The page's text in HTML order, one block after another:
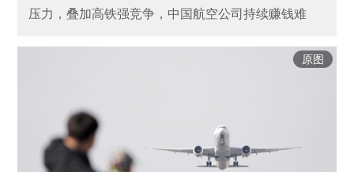
压力，叠加高铁强竞争，中国航空公司持续赚钱难
原图